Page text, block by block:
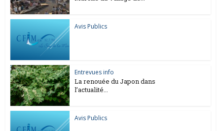
Avis Publics
Entrevues info
La renouée du Japon dans
l’actualité...
Avis Publics